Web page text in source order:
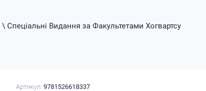
\ Спеціальні Видання за Факультетами Хогвартсу
Артикул:9781526618337